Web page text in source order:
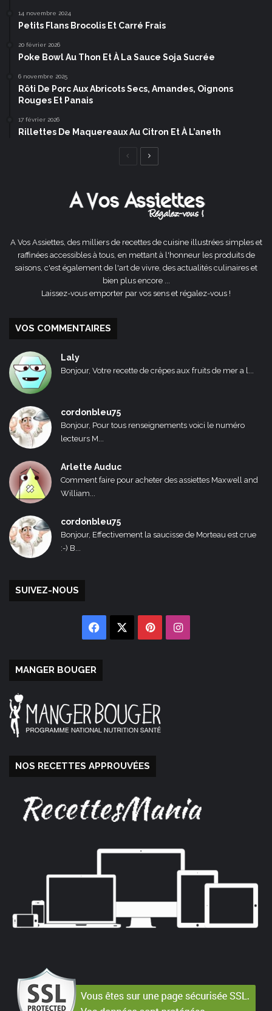
14 novembre 2024
Petits Flans Brocolis Et Carré Frais
20 février 2026
Poke Bowl Au Thon Et À La Sauce Soja Sucrée
6 novembre 2025
Rôti De Porc Aux Abricots Secs, Amandes, Oignons
Rouges Et Panais
17 février 2026
Rillettes De Maquereaux Au Citron Et À L’aneth
Page
A Vos Assiettes, des milliers de recettes de cuisine illustrées simples et
raffinées accessibles à tous, en mettant à l'honneur les produits de
saisons, c'est également de l'art de vivre, des actualités culinaires et
bien plus encore ...
Laissez-vous emporter par vos sens et régalez-vous !
VOS COMMENTAIRES
Laly
Bonjour, Votre recette de crêpes aux fruits de mer a l...
cordonbleu75
Bonjour, Pour tous renseignements voici le numéro
lecteurs M...
Arlette Auduc
Comment faire pour acheter des assiettes Maxwell and
William...
cordonbleu75
Bonjour, Effectivement la saucisse de Morteau est crue
:-) B...
SUIVEZ-NOUS
Facebook PinterestInstagram
MANGER BOUGER
NOS RECETTES APPROUVÉES